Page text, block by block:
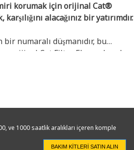
korumak için orijinal Cat®
alacağınız bir yatırımdır.
numaralı düşmanıdır, bu
orijinal Cat Filtre Elemanlarıyla
Cat Standart Verimli Ana
durumda tutarak normal hizmet
filtrasyon sunan Cat Hava
dostu ve uygun maliyetlidir.
özelliklerine tam olarak uygun
ve 1000 saatlik aralıkları içeren komple
BAKIM KITLERI SATIN ALIN